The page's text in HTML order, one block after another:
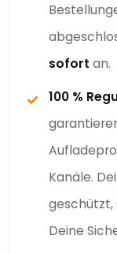
sofort an.
✓ 100 %
Kanäle.
geschützt,
Deine